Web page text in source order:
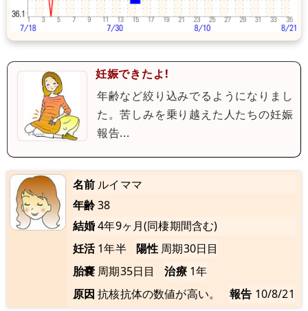
妊娠できたよ!
年齢など絞り込みでるようになりまし
た。苦しみを乗り越えた人たちの妊娠
報告...
名前 ルイママ
年齢38
結婚4年9ヶ月(同棲期間含む)
妊活 1年半 陽性 周期30日目
胎嚢 周期35日目 治療 1年
原因 抗核抗体の数値が高い。 報告 10/8/21